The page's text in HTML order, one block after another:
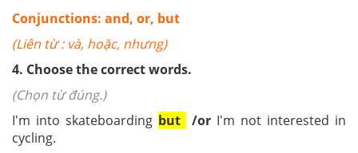
Conjunctions: and, or, but
(Liên từ : và, hoặc, nhưng)
4. Choose the correct words.
(Chọn từ đúng.)
I'm into skateboarding but /or I'm not interested in
cycling.